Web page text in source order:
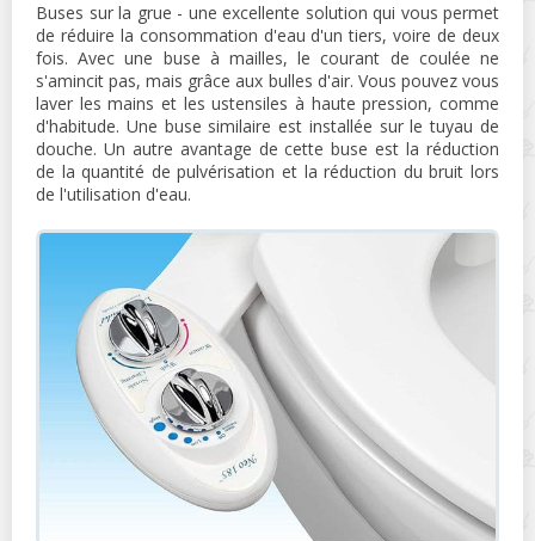
Buses sur la grue - une excellente solution qui vous permet
de réduire la consommation d'eau d'un tiers, voire de deux
fois. Avec une buse à mailles, le courant de coulée ne
s'amincit pas, mais grâce aux bulles d'air. Vous pouvez vous
laver les mains et les ustensiles à haute pression, comme
d'habitude. Une buse similaire est installée sur le tuyau de
douche. Un autre avantage de cette buse est la réduction
de la quantité de pulvérisation et la réduction du bruit lors
de l'utilisation d'eau.